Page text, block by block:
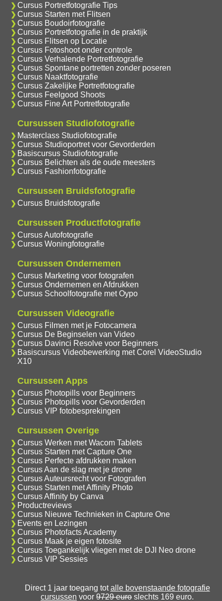
Cursus Portretfotografie Tips
Cursus Starten met Flitsen
Cursus Boudoirfotografie
Cursus Portretfotografie in de praktijk
Cursus Flitsen op Locatie
Cursus Fotoshoot onder controle
Cursus Verhalende Portretfotografie
Cursus Spontane portretten zonder poseren
Cursus Naaktfotografie
Cursus Zakelijke Portretfotografie
Cursus Feelgood Shoots
Cursus Fine Art Portretfotografie
Cursussen Studiofotografie
Masterclass Studiofotografie
Cursus Studioportret voor Gevorderden
Basiscursus Studiofotografie
Cursus Belichten als de oude meesters
Cursus Fashionfotografie
Cursussen Bruidsfotografie
Cursus Bruidsfotografie
Cursussen Productfotografie
Cursus Autofotografie
Cursus Woningfotografie
Cursussen Ondernemen
Cursus Marketing voor fotografen
Cursus Ondernemen en Afdrukken
Cursus Schoolfotografie met Oypo
Cursussen Videografie
Cursus Filmen met je Fotocamera
Cursus De Beginselen van Video
Cursus Davinci Resolve voor Beginners
Basiscursus Videobewerking met Corel VideoStudio
X10
Cursussen Apps
Cursus Photopills voor Beginners
Cursus Photopills voor Gevorderden
Cursus VIP fotobesprekingen
Cursussen Overige
Cursus Werken met Wacom Tablets
Cursus Starten met Capture One
Cursus Perfecte afdrukken maken
Cursus Aan de slag met je drone
Cursus Auteursrecht voor Fotografen
Cursus Starten met Affinity Photo
Cursus Affinity by Canva
Productreviews
Cursus Nieuwe Technieken in Capture One
Events en Lezingen
Cursus Photofacts Academy
Cursus Maak je eigen fotosite
Cursus Toegankelijk vliegen met de DJI Neo drone
Cursus VIP Sessies
Direct 1 jaar toegang totalle bovenstaande fotografie
cursussen voor 9729 euro slechts 169 euro.